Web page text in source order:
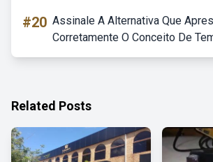
#20 Assinale A Alternativa Que
Corretamente O Conceito De
Related Posts